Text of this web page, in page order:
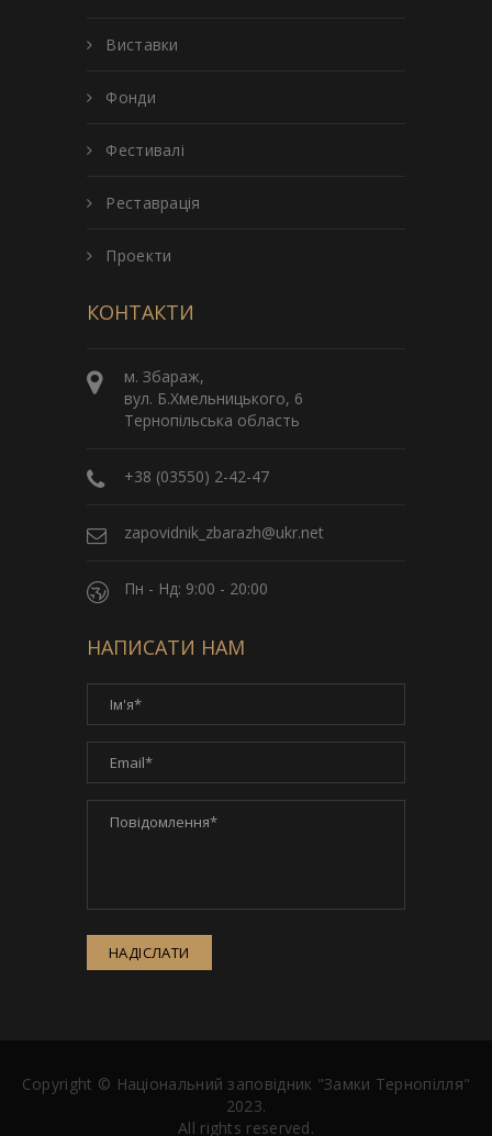
Виставки
Фонди
Фестивалі
Реставрація
Проекти
КОНТАКТИ
м. Збараж,
вул. Б.Хмельницького, 6
Тернопільська область
+38 (03550) 2-42-47
zapovidnik_zbarazh@ukr.net
Пн - Нд: 9:00 - 20:00
НАПИСАТИ НАМ
НАДІСЛАТИ
Copyright © Національний заповідник "Замки Тернопілля"
2023.
All rights reserved.